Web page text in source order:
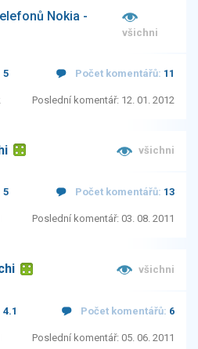
Nokia -
všichni
5 Počet komentářů: 11
Poslední komentář: 12. 01. 2012
všichni
5 Počet komentářů: 13
Poslední komentář: 03. 08. 2011
všichni
4.1 Počet komentářů: 6
Poslední komentář: 05. 06. 2011